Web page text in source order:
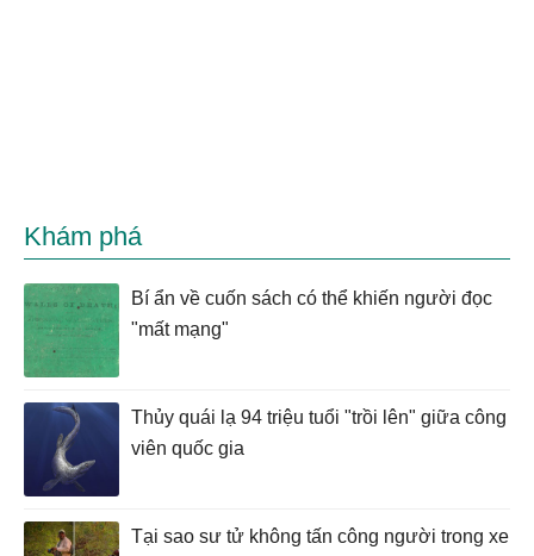
Khám phá
Bí ẩn về cuốn sách có thể khiến người đọc
"mất mạng"
Thủy quái lạ 94 triệu tuổi "trồi lên" giữa công
viên quốc gia
Tại sao sư tử không tấn công người trong xe